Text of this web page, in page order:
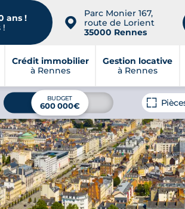
ans !
!
📍
Parc Monier 167,
route de Lorient
35000 Rennes
Crédit immobilier
à Rennes
Gestion locative
à Rennes
BUDGET
600 000€